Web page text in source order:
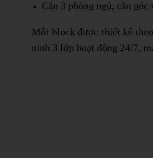
Căn 3 phòng ngủ, căn
Mỗi block được thiết kế
ninh 3 lớp hoạt động 24/7,